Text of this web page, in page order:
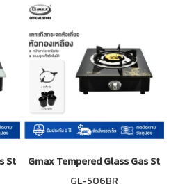
Stove 1 Burner Turbo GL-506B
Gmax Tempered Glass Gas
GL-506BR